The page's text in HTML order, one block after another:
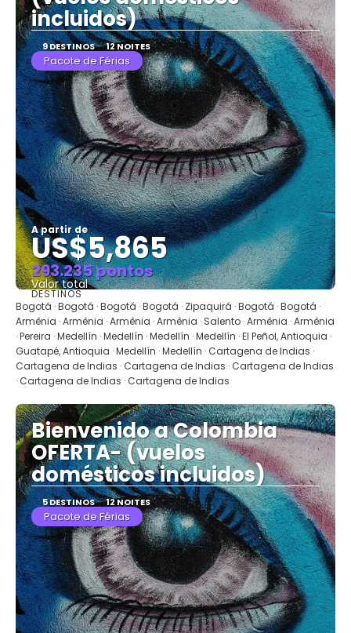
incluidos)
9 DESTINOS 12 NOITES
Pacote de Férias
A partir de
US$5,865
293.235 pontos
Valor total
Saiba mais
DESTINOS
Bogotá · Bogotá · Bogotá · Bogotá · Zipaquirá · Bogotá · Bogotá ·
Armênia · Armênia · Armênia · Armênia · Salento · Armênia · Armênia
· Pereira · Medellín · Medellín · Medellín · Medellín · El Peñol, Antioquia ·
Guatapé, Antioquia · Medellín · Medellín · Cartagena de Indias ·
Cartagena de Indias · Cartagena de Indias · Cartagena de Indias
· Cartagena de Indias · Cartagena de Indias
Bienvenido a Colombia
OFERTA- (vuelos
domésticos incluidos)
5 DESTINOS 12 NOITES
Pacote de Férias